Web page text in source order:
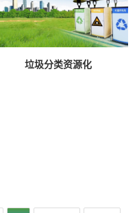
垃圾分类资源化